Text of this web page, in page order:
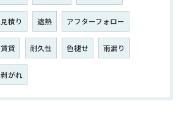
見積り 遮熱 アフターフォロー
賃貸 耐久性 色褪せ 雨漏り
剥がれ